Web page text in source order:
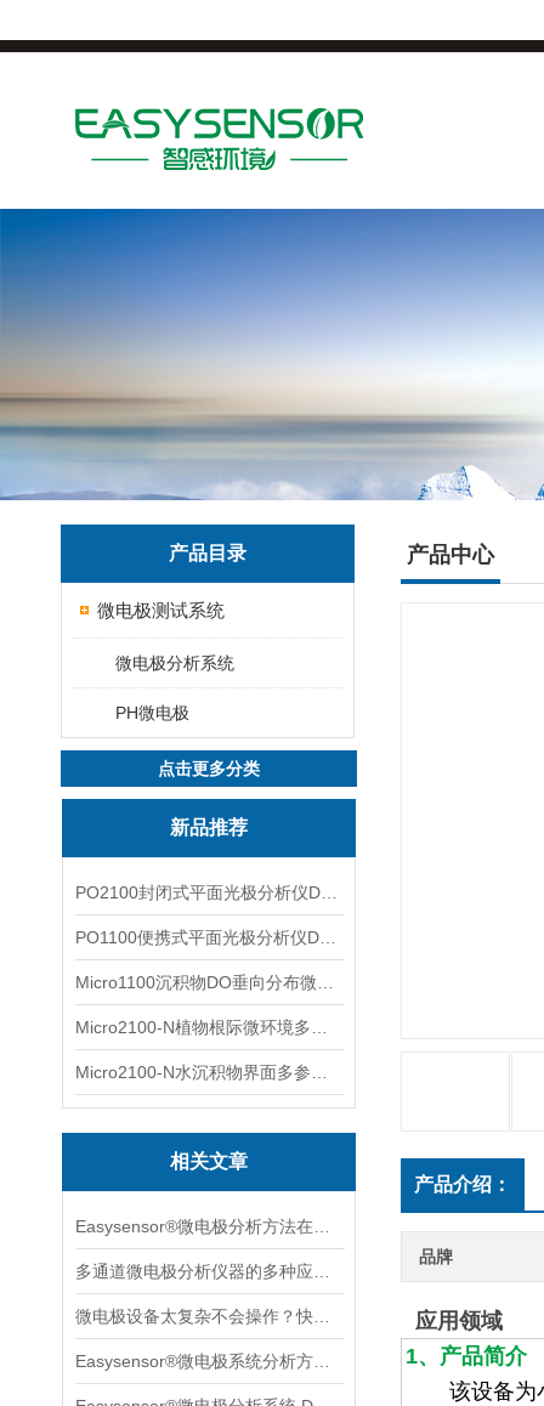
产品目录
微电极测试系统
微电极分析系统
PH微电极
点击更多分类
新品推荐
相关文章
产品中心
产品介绍：
品牌
1、产品简介
该设备为小
应用领域